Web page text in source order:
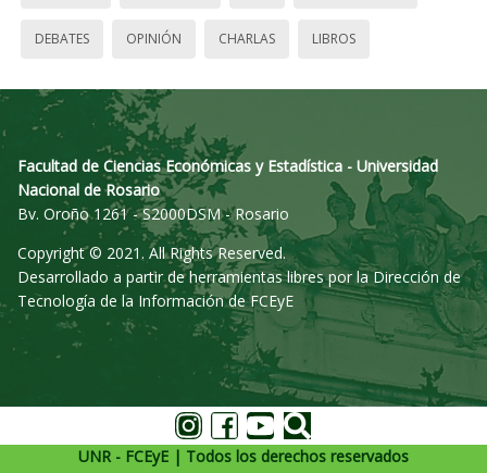
DEBATES OPINIÓN CHARLAS LIBROS
Facultad de Ciencias Económicas y Estadística - Universidad
Nacional de Rosario
Bv. Oroño 1261 - S2000DSM - Rosario
Copyright © 2021. All Rights Reserved.
Desarrollado a partir de herramientas libres por la Dirección de
Tecnología de la Información de FCEyE
UNR - FCEyE | Todos los derechos reservados